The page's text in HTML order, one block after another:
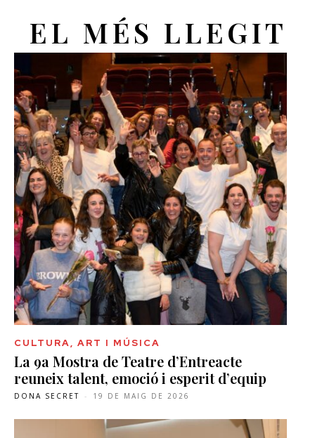
EL MÉS LLEGIT
CULTURA, ART I MÚSICA
La 9a Mostra de Teatre d’Entreacte
reuneix talent, emoció i esperit d’equip
DONA SECRET - 19 DE MAIG DE 2026